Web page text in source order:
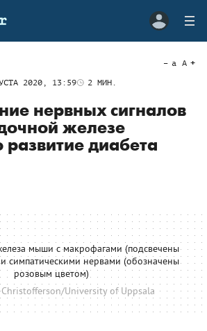
2020, 13:59 2 МИН.
a A
нервных сигналов
железе
развитие диабета
мыши с макрофагами (подсвечены
симпатическими нервами (обозначены
розовым цветом)
University of Uppsala